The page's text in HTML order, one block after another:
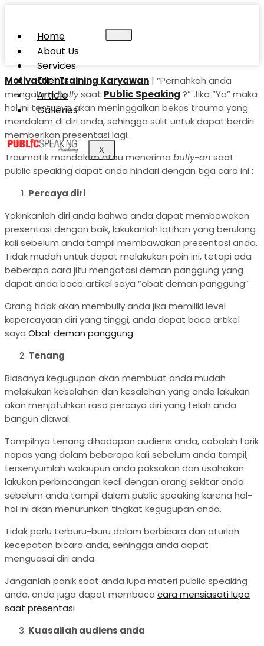
Home
About Us
Services
Clients
Article
Galleries
X
Motivator|Training Karyawan | “Pernahkah anda
mengalamibullysaat Public Speaking ?” Jika “Ya” maka
hal ini tentunya akan meninggalkan bekas trauma yang
mendalam di diri anda, sehingga sulit untuk dapat berdiri
memberikan presentasi lagi.
Traumatik mendalam atau menerima bully-an saat
public speaking dapat anda hindari dengan tiga cara ini :
Percaya diri
Yakinkanlah diri anda bahwa anda dapat membawakan
presentasi dengan baik, lakukanlah latihan yang berulang
kali sebelum anda tampil membawakan presentasi anda.
Tidak mudah untuk dapat melakukan poin ini, tetapi ada
beberapa cara jitu mengatasi deman panggung yang
dapat anda baca artikel saya “obat deman panggung”
Orang tidak akan membully anda jika memiliki level
kepercayaan diri yang tinggi, anda dapat baca artikel
saya Obat deman panggung
Tenang
Biasanya kegugupan akan membuat anda mudah
melakukan kesalahan dan kesalahan yang anda lakukan
akan menjatuhkan rasa percaya diri yang telah anda
bangun diawal.
Tampilnya tenang dihadapan audiens anda, cobalah tarik
napas yang dalam beberapa kali sebelum anda tampil,
tersenyumlah walaupun anda paksakan dan usahakan
lakukan perbincangan kecil dengan orang sekitar anda
sebelum anda tampil dalam public speaking karena hal-
hal ini akan menurunkan tingkat kegugupan anda.
Tidak perlu terburu-buru dalam berbicara dan aturlah
kecepatan bicara anda, sehingga anda dapat
menguasai diri anda.
Janganlah panik saat anda lupa materi public speaking
anda, anda juga dapat membaca cara mensiasati lupa
saat presentasi
Kuasailah audiens anda